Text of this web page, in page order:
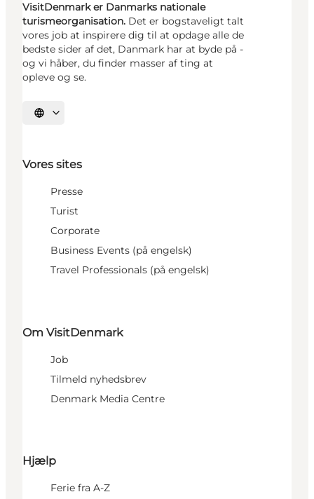
VisitDenmark er Danmarks nationale
turismeorganisation. Det er bogstaveligt talt
vores job at inspirere dig til at opdage alle de
bedste sider af det, Danmark har at byde på -
og vi håber, du finder masser af ting at
opleve og se.
Vælg sprog
Vores sites
Presse
Turist
Corporate
Business Events (på engelsk)
Travel Professionals (på engelsk)
Om VisitDenmark
Job
Tilmeld nyhedsbrev
Denmark Media Centre
Hjælp
Ferie fra A-Z